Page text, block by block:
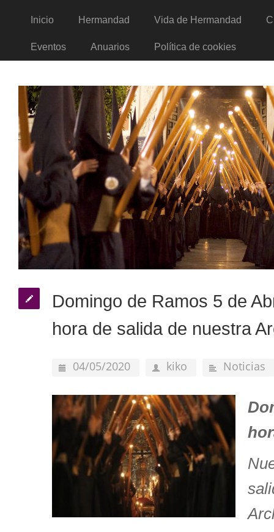
Inicio Hermandad Vida de Hermandad
Eventos Anuarios Política de cookies
Domingo de Ramos 5 de
hora de salida de nuestra
04/05/2020 kiko Noticias